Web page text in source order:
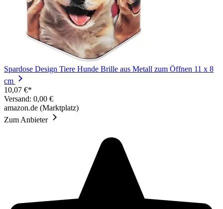
Spardose Design Tiere Hunde Brille aus Metall zum Öffnen 11 x 8
cm
10,07 €*
Versand: 0,00 €
amazon.de (Marktplatz)
Zum Anbieter